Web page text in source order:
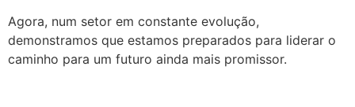
Agora, num setor em constante evolução,
demonstramos que estamos preparados para liderar o
caminho para um futuro ainda mais promissor.